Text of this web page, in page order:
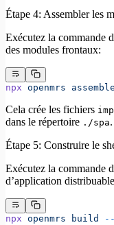
Étape 4: Assembler les
Exécutez la commande
des modules frontaux:
npx openmrs assemble
Cela crée les fichiers
dans le répertoire ./spa.
Étape 5: Construire le
Exécutez la commande
d’application
npx openmrs build